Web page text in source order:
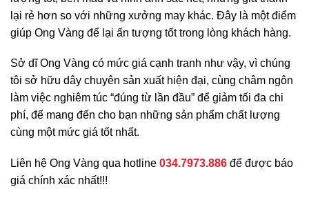
lại rẻ hơn so với những xưởng may khác. Đây là một điểm
giúp Ong Vàng để lại ấn tượng tốt trong lòng khách hàng.
Sở dĩ Ong Vàng có mức giá cạnh tranh như vậy, vì chúng
tôi sở hữu dây chuyên sản xuất hiện đại, cùng châm ngôn
làm việc nghiêm túc “đúng từ lần đầu” để giảm tối đa chi
phí, để mang đến cho bạn những sản phẩm chất lượng
cùng một mức giá tốt nhất.
Liên hệ Ong Vàng qua hotline 034.7973.886 để được báo
giá chính xác nhất!!!